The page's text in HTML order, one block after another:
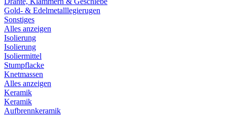
Gold- & Edelmetalllegierugen
Sonstiges
Alles anzeigen
Isolierung
Isolierung
Isoliermittel
Stumpflacke
Knetmassen
Alles anzeigen
Keramik
Keramik
Aufbrennkeramik